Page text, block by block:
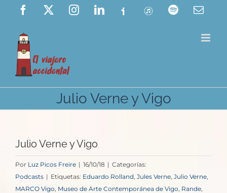
Saltar
contenido
Facebook InstagramLinkedIn
Ivoox ITunes Spotify
Julio Verne y Vigo
Julio Verne y Vigo
Por Luz Picos Freire | 16/10/18 | Categorías:
Podcasts | Etiquetas: Eduardo Rolland, Jules Verne, Julio Verne,
MARCO Vigo, Museo de Arte Contemporánea de Vigo, Rande,